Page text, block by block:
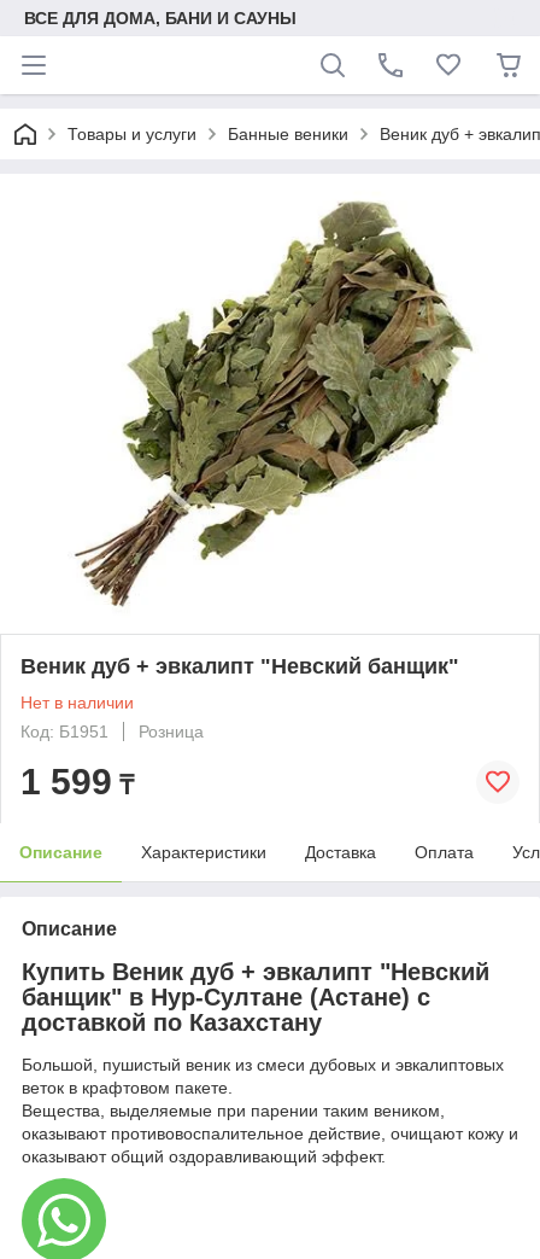
ВСЕ ДЛЯ ДОМА, БАНИ И САУНЫ
Товары и услуги Банные веники Веник дуб +
Веник дуб + эвкалипт "Невский банщик"
Нет в наличии
Код: Б1951
Розница
1 599 ₸
Описание Характеристики Доставка Оплата
Описание
Купить Веник дуб + эвкалипт "Невский
банщик" в Нур-Султане (Астане) с
доставкой по Казахстану
Большой, пушистый веник из смеси дубовых и эвкалиптовых
веток в крафтовом пакете.
Вещества, выделяемые при парении таким веником,
оказывают противовоспалительное действие, очищают кожу и
оказывают общий оздоравливающий эффект.